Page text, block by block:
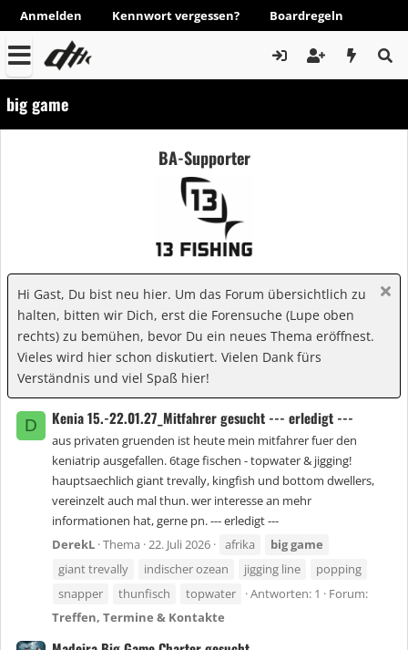
Anmelden Kennwort vergessen? Boardregeln
big game
BA-Supporter
Hi Gast, Du bist neu hier. Um das Forum übersichtlich zu
halten, bitten wir Dich, erst die Forensuche (Lupe oben
rechts) zu bemühen, bevor Du ein neues Thema eröffnest.
Vieles wird hier schon diskutiert. Vielen Dank fürs
Verständnis und viel Spaß hier!
D Kenia 15.-22.01.27_Mitfahrer gesucht --- erledigt ---
aus privaten gruenden ist heute mein mitfahrer fuer den
keniatrip ausgefallen. 6tage fischen - topwater & jigging!
hauptsaechlich giant trevally, kingfish und bottom dwellers,
vereinzelt auch mal thun. wer interesse an mehr
informationen hat, gerne pn. --- erledigt ---
DerekL Thema 22. Juli 2026 afrika biggame
giant trevally
indischer ozean jigging line
popping
snapper
thunfisch topwater Antworten: 1
Forum:
Treffen, Termine & Kontakte